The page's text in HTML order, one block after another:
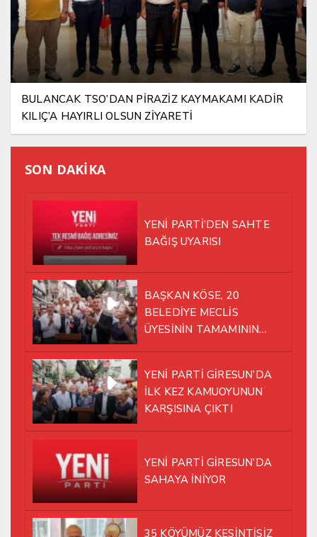
BULANCAK TSO’DAN PİRAZİZ KAYMAKAMI KADİR
KILIÇ’A HAYIRLI OLSUN ZİYARETİ
SON DAKİKA
YENİ PARTİ’DEN SAHTE
BAĞIŞ UYARISI
BAŞKAN KÖSE, 20
BELEDİYE MECLİS
ÜYESİNİN TAMAMININ
YÜRÜMEYE KARAR VERDİK
YENİ PARTİ GİRESUN’DA
İLK KEZ KAMUOYUNUN
KARŞISINA ÇIKTI
YENİ PARTİ GİRESUN’DA
SAHAYA İNİYOR
35 KÖYÜMÜZ KESİNTİSİZ